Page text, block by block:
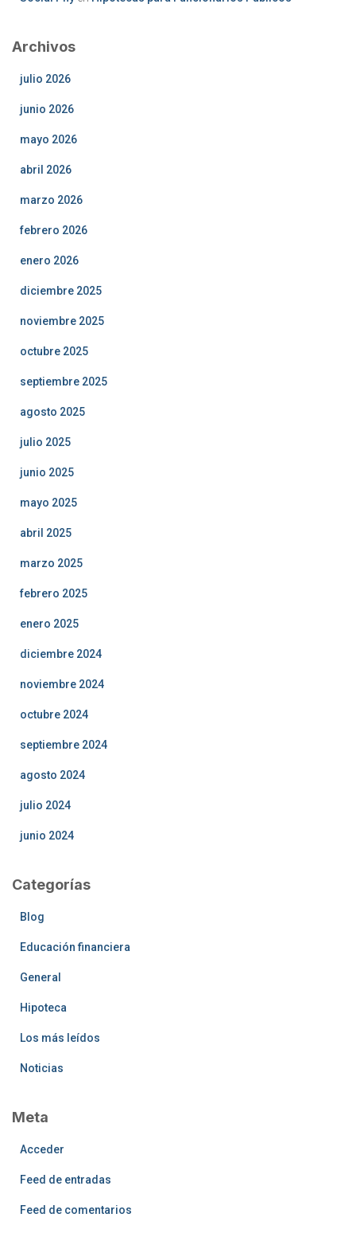
Archivos
julio 2026
junio 2026
mayo 2026
abril 2026
marzo 2026
febrero 2026
enero 2026
diciembre 2025
noviembre 2025
octubre 2025
septiembre 2025
agosto 2025
julio 2025
junio 2025
mayo 2025
abril 2025
marzo 2025
febrero 2025
enero 2025
diciembre 2024
noviembre 2024
octubre 2024
septiembre 2024
agosto 2024
julio 2024
junio 2024
Categorías
Blog
Educación financiera
General
Hipoteca
Los más leídos
Noticias
Meta
Acceder
Feed de entradas
Feed de comentarios